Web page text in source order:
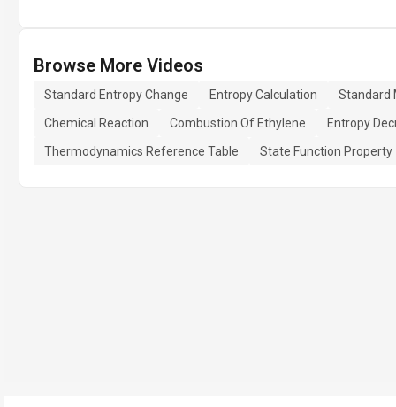
Browse More Videos
Standard Entropy Change Entropy Calculation
Standard
Chemical Reaction
Combustion Of Ethylene
Entropy
Thermodynamics Reference Table
State Function Property